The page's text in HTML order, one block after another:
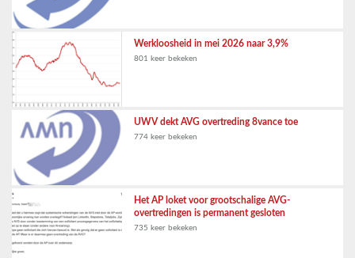
Werkloosheid in mei 2026 naar 3,9%
801 keer bekeken
UWV dekt AVG overtreding 8vance toe
774 keer bekeken
Het AP loket voor grootschalige AVG-
overtredingen is permanent gesloten
735 keer bekeken